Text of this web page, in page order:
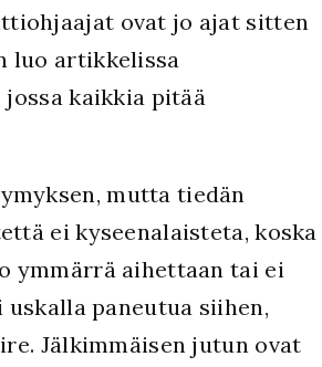
ovat jo ajat sitten
luo artikkelissa
kaikkia pitää
mutta tiedän
ei kyseenalaisteta, koska
ymmärrä aihettaan tai ei
paneutua siihen,
Jälkimmäisen jutun ovat